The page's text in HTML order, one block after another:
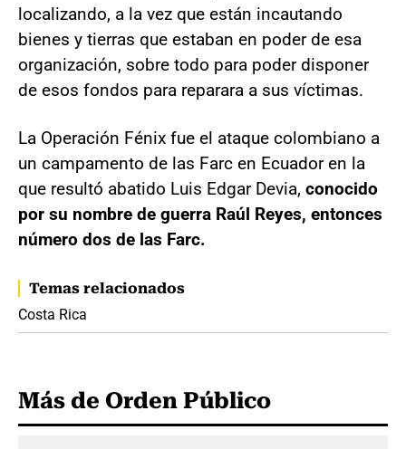
localizando, a la vez que están incautando
bienes y tierras que estaban en poder de esa
organización, sobre todo para poder disponer
de esos fondos para reparara a sus víctimas.
La Operación Fénix fue el ataque colombiano a
un campamento de las Farc en Ecuador en la
que resultó abatido Luis Edgar Devia, conocido
por su nombre de guerra Raúl Reyes, entonces
número dos de las Farc.
Temas relacionados
Costa Rica
Más de Orden Público